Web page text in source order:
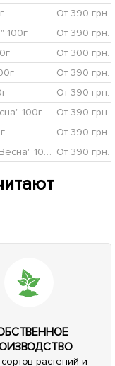
От 390 грн.
100г
От 390 грн.
От 300 грн.
От 390 грн.
От 390 грн.
100г
От 390 грн.
От 390 грн.
Арбуз "Роза Юго-востока" (в банке) ТМ "Весна" 100г От 390 грн.
растений и